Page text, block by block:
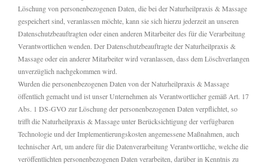
Löschung von personenbezogenen Daten, die bei der Naturheilpraxis & Massage
gespeichert sind, veranlassen möchte, kann sie sich hierzu jederzeit an unseren
Datenschutzbeauftragten oder einen anderen Mitarbeiter des für die Verarbeitung
Verantwortlichen wenden. Der Datenschutzbeauftragte der Naturheilpraxis &
Massage oder ein anderer Mitarbeiter wird veranlassen, dass dem Löschverlangen
unverzüglich nachgekommen wird.
Wurden die personenbezogenen Daten von der Naturheilpraxis & Massage
öffentlich gemacht und ist unser Unternehmen als Verantwortlicher gemäß Art. 17
Abs. 1 DS-GVO zur Löschung der personenbezogenen Daten verpflichtet, so
trifft die Naturheilpraxis & Massage unter Berücksichtigung der verfügbaren
Technologie und der Implementierungskosten angemessene Maßnahmen, auch
technischer Art, um andere für die Datenverarbeitung Verantwortliche, welche die
veröffentlichten personenbezogenen Daten verarbeiten, darüber in Kenntnis zu